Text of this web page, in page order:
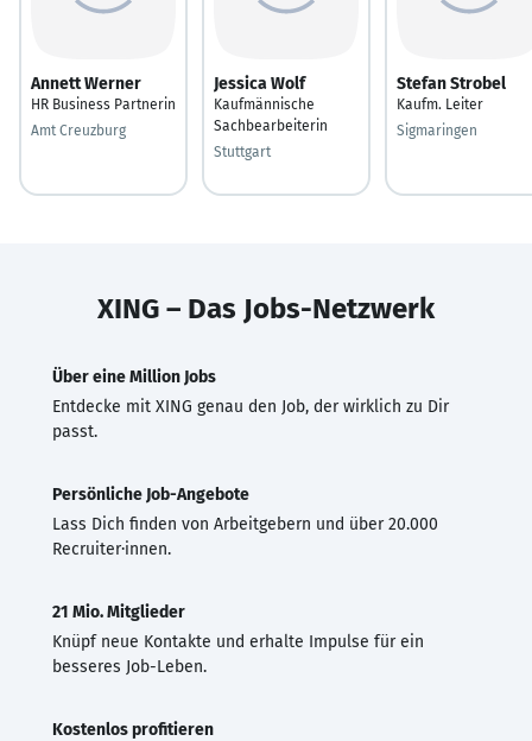
Annett Werner
HR Business Partnerin
Amt Creuzburg
Jessica Wolf
Kaufmännische
Sachbearbeiterin
Stuttgart
Stefan Strobel
Kaufm. Leiter
Sigmaringen
XING – Das Jobs-Netzwerk
Über eine Million Jobs
Entdecke mit XING genau den Job, der wirklich zu Dir
passt.
Persönliche Job-Angebote
Lass Dich finden von Arbeitgebern und über 20.000
Recruiter·innen.
21 Mio. Mitglieder
Knüpf neue Kontakte und erhalte Impulse für ein
besseres Job-Leben.
Kostenlos profitieren